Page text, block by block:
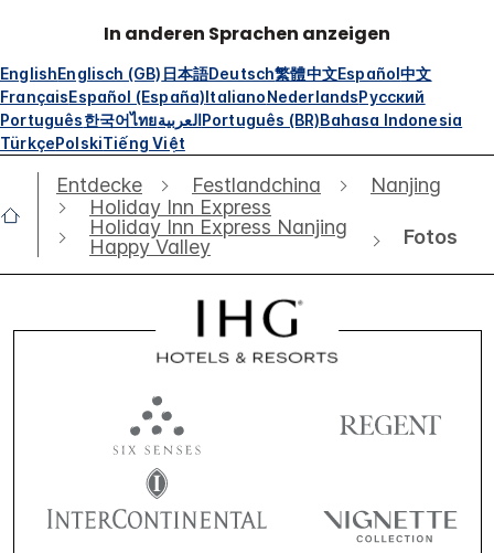
In anderen Sprachen anzeigen
EnglishEnglisch (GB) 日本語Deutsch繁體中文Español中文
FrançaisEspañol (España)ItalianoNederlandsРусский
Português한국어ไทยالعربيةPortuguês (BR)Bahasa Indonesia
TürkçePolskiTiếng Việt
Entdecke Festlandchina
Nanjing
Holiday Inn Express
Holiday Inn Express Nanjing
Happy Valley
Fotos